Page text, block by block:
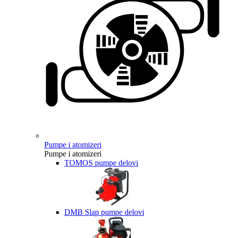
Pumpe i atomizeri
Pumpe i atomizeri
TOMOS pumpe delovi
DMB Slap pumpe delovi